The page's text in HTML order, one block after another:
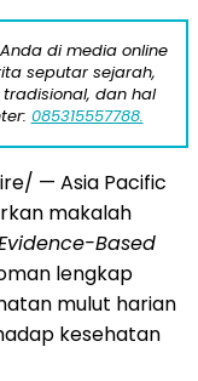
di media online
seputar sejarah,
dan hal
085315557788.
— Asia Pacific
makalah
Based
lengkap
mulut harian
kesehatan